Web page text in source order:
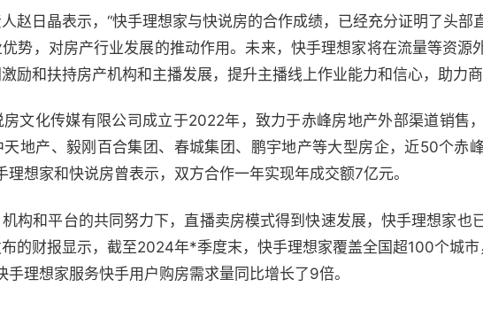
赵日晶表示，“快手理想家与快说房的合作成绩，已经充分证明了头部
势，对房产行业发展的推动作用。未来，快手理想家将在流量等资源
励和扶持房产机构和主播发展，提升主播线上作业能力和信心，助力
文化传媒有限公司成立于2022年，致力于赤峰房地产外部渠道销售
地产、毅刚百合集团、春城集团、鹏宇地产等大型房企，近50个赤
想家和快说房曾表示，双方合作一年实现年成交额7亿元。
构和平台的共同努力下，直播卖房模式得到快速发展，快手理想家也
的财报显示，截至2024年*季度末，快手理想家覆盖全国超100个城市
理想家服务快手用户购房需求量同比增长了9倍。